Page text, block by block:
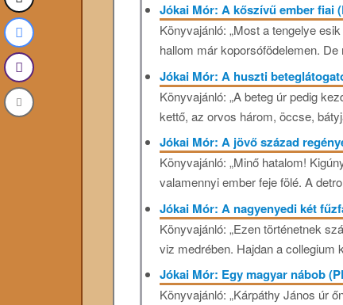
Jókai Mór: A kőszívű ember fiai
Könyvajánló: „Most a tengelye
hallom már koporsófödelemen.
Jókai Mór: A huszti
Könyvajánló: „A beteg úr pedig
kettő, az orvos három, öccse,
Jókai Mór: A jövő század
Könyvajánló: „Minő hatalom!
valamennyi ember feje fölé. A
Jókai Mór: A nagyenyedi két
Könyvajánló: „Ezen történetnek
viz medrében. Hajdan a collegium
Jókai Mór: Egy magyar nábob
Könyvajánló: „Kárpáthy János úr